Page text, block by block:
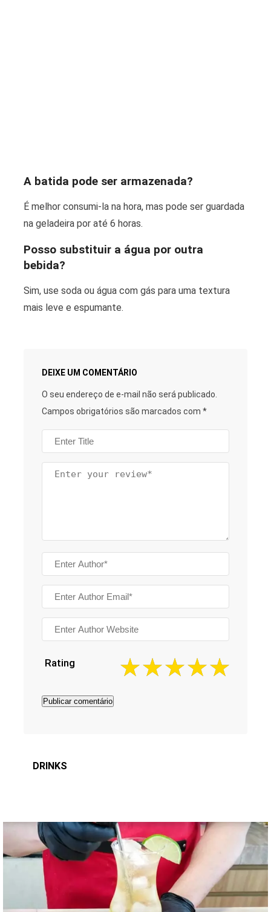
A batida pode ser armazenada?
É melhor consumi-la na hora, mas pode ser guardada
na geladeira por até 6 horas.
Posso substituir a água por outra
bebida?
Sim, use soda ou água com gás para uma textura
mais leve e espumante.
DEIXE UM COMENTÁRIO
O seu endereço de e-mail não será publicado.
Campos obrigatórios são marcados com *
Rating
DRINKS